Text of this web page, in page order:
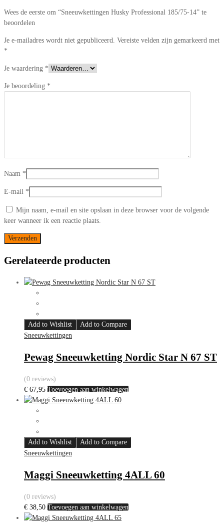
Wees de eerste om “Sneeuwkettingen Husky Professional 185/75-14” te
beoordelen
Je e-mailadres wordt niet gepubliceerd. Vereiste velden zijn gemarkeerd met
*
Je waardering *
Je beoordeling *
Naam *
E-mail *
Mijn naam, e-mail en site opslaan in deze browser voor de volgende
keer wanneer ik een reactie plaats.
Gerelateerde producten
Add to Wishlist
Add to Compare
Sneeuwkettingen
Pewag Sneeuwketting Nordic Star N 67 ST
(0 reviews)
€ 67,95 Toevoegen aan winkelwagen
Add to Wishlist
Add to Compare
Sneeuwkettingen
Maggi Sneeuwketting 4ALL 60
(0 reviews)
€ 38,50 Toevoegen aan winkelwagen